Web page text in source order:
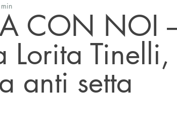
CON NOI
Lorita Tinelli,
anti setta